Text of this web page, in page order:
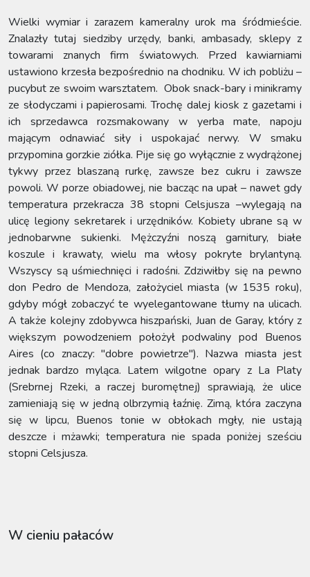
Wielki wymiar i zarazem kameralny urok ma śródmieście.
Znalazły tutaj siedziby urzędy, banki, ambasady, sklepy z
towarami znanych firm światowych. Przed kawiarniami
ustawiono krzesła bezpośrednio na chodniku. W ich pobliżu –
pucybut ze swoim warsztatem. Obok snack-bary i minikramy
ze słodyczami i papierosami. Trochę dalej kiosk z gazetami i
ich sprzedawca rozsmakowany w yerba mate, napoju
mającym odnawiać siły i uspokajać nerwy. W smaku
przypomina gorzkie ziółka. Pije się go wyłącznie z wydrążonej
tykwy przez blaszaną rurkę, zawsze bez cukru i zawsze
powoli. W porze obiadowej, nie bacząc na upał – nawet gdy
temperatura przekracza 38 stopni Celsjusza –wylegają na
ulicę legiony sekretarek i urzędników. Kobiety ubrane są w
jednobarwne sukienki. Mężczyźni noszą garnitury, białe
koszule i krawaty, wielu ma włosy pokryte brylantyną.
Wszyscy są uśmiechnięci i radośni. Zdziwiłby się na pewno
don Pedro de Mendoza, założyciel miasta (w 1535 roku),
gdyby mógł zobaczyć te wyelegantowane tłumy na ulicach.
A także kolejny zdobywca hiszpański, Juan de Garay, który z
większym powodzeniem położył podwaliny pod Buenos
Aires (co znaczy: "dobre powietrze"). Nazwa miasta jest
jednak bardzo myląca. Latem wilgotne opary z La Platy
(Srebrnej Rzeki, a raczej buromętnej) sprawiają, że ulice
zamieniają się w jedną olbrzymią łaźnię. Zimą, która zaczyna
się w lipcu, Buenos tonie w obłokach mgły, nie ustają
deszcze i mżawki; temperatura nie spada poniżej sześciu
stopni Celsjusza.
W cieniu pałaców